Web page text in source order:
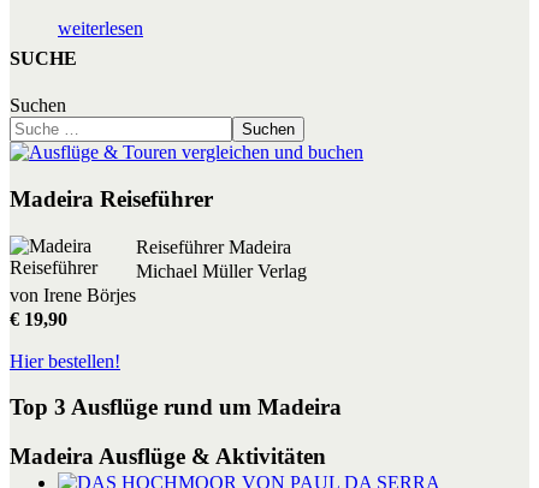
weiterlesen
SUCHE
Suchen
Suchen
Madeira Reiseführer
Reiseführer Madeira
Michael Müller Verlag
von Irene Börjes
€ 19,90
Hier bestellen!
Top 3 Ausflüge rund um Madeira
Madeira Ausflüge & Aktivitäten